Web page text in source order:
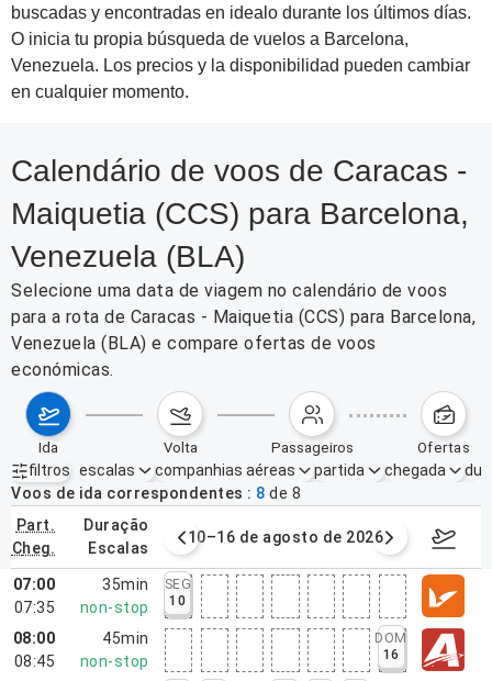
buscadas y encontradas en idealo durante los últimos días.
O inicia tu propia búsqueda de vuelos a Barcelona,
Venezuela. Los precios y la disponibilidad pueden cambiar
en cualquier momento.
Calendário de voos de Caracas -
Maiquetia (CCS) para Barcelona,
Venezuela (BLA)
Selecione uma data de viagem no calendário de voos
para a rota de Caracas - Maiquetia (CCS) para Barcelona,
Venezuela (BLA) e compare ofertas de voos
económicas.
ida volta passageiros ofertas
filtros
Filtros ativos nenhum
escalas companhias aéreas partida chegada
Voos de ida correspondentes
8 de 8
part.
cheg.
duração
escalas
agosto de 2026 10–16 de agosto de 2026 17–23
07:00
07:35
35min
non-stop
SEG
10
08:00
08:45
45min
non-stop
DOM
16